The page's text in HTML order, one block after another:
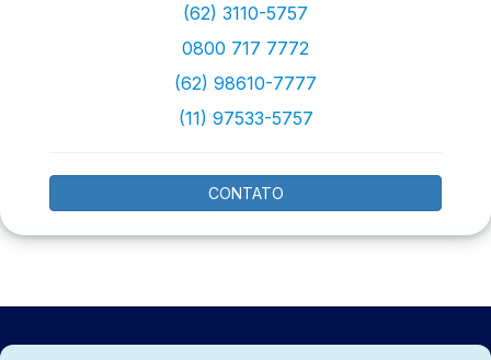
(62) 3110-5757
0800 717 7772
(62) 98610-7777
(11) 97533-5757
CONTATO